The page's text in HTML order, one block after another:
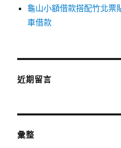
龜山小額借款搭配竹北票
車借款
近期留言
彙整